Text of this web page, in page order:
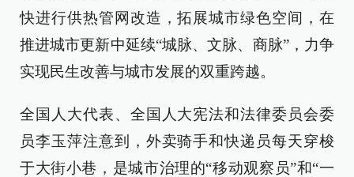
快进行供热管网改造，拓展城市绿色空间，在
推进城市更新中延续“城脉、文脉、商脉”，力争
实现民生改善与城市发展的双重跨越。
全国人大代表、全国人大宪法和法律委员会委
员李玉萍注意到，外卖骑手和快递员每天穿梭
于大街小巷，是城市治理的“移动观察员”和“一